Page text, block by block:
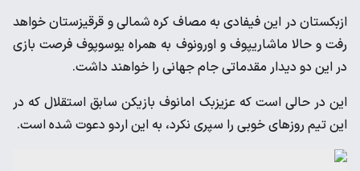
ازبکستان در این فیفادی به مصاف کره‌ شمالی و قرقیزستان خواهد
رفت و حالا ماشاریپوف و اورونوف به همراه یوسوپوف فرصت بازی
در این دو دیدار مقدماتی جام جهانی را خواهند داشت.
این در حالی است که عزیزبک امانوف بازیکن سابق استقلال که در
این تیم روزهای خوبی را سپری نکرد، به این اردو دعوت شده است.